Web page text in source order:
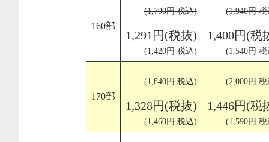
160部
(1,790円 税込)
1,291円(税抜)
(1,420円 税込)
(1,940円
1,400円(税
(1,540円
170部
(1,840円 税込)
1,328円(税抜)
(1,460円 税込)
(2,000円
1,446円(税
(1,590円